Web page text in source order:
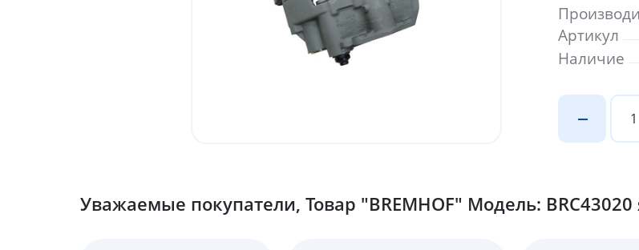
Артикул
Наличие
Уважаемые покупатели, Товар "BREMHOF" Модель: